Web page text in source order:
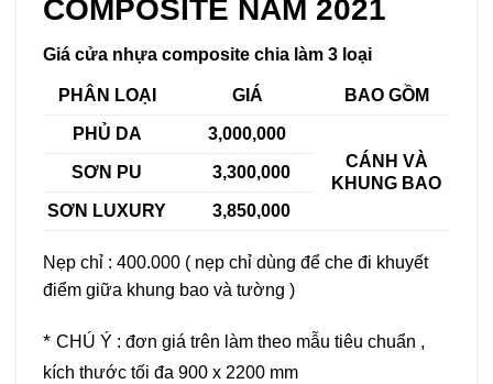
COMPOSITE NĂM 2021
Giá cửa nhựa composite chia làm 3 loại
PHÂN LOẠI GIÁ BAO GỒM
PHỦ DA
3,000,000
CÁNH VÀ
KHUNG BAO
SƠN PU 3,300,000
SƠN LUXURY 3,850,000
Nẹp chỉ : 400.000 ( nẹp chỉ dùng để che đi khuyết
điểm giữa khung bao và tường )
* CHÚ Ý : đơn giá trên làm theo mẫu tiêu chuẩn ,
kích thước tối đa 900 x 2200 mm